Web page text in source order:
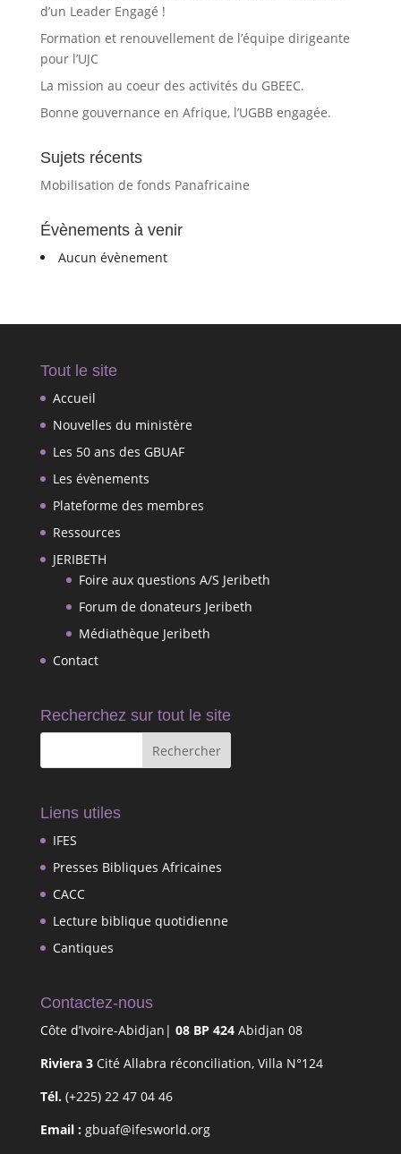
d’un Leader Engagé !
Formation et renouvellement de l’équipe dirigeante
pour l’UJC
La mission au coeur des activités du GBEEC.
Bonne gouvernance en Afrique, l’UGBB engagée.
Sujets récents
Mobilisation de fonds Panafricaine
Évènements à venir
Aucun évènement
Tout le site
Accueil
Nouvelles du ministère
Les 50 ans des GBUAF
Les évènements
Plateforme des membres
Ressources
JERIBETH
Foire aux questions A/S Jeribeth
Forum de donateurs Jeribeth
Médiathèque Jeribeth
Contact
Recherchez sur tout le site
Liens utiles
IFES
Presses Bibliques Africaines
CACC
Lecture biblique quotidienne
Cantiques
Contactez-nous
Côte d’Ivoire-Abidjan| 08 BP 424Abidjan 08
Riviera 3Cité Allabra réconciliation, Villa N°124
Tél. (+225) 22 47 04 46
Email : gbuaf@ifesworld.org